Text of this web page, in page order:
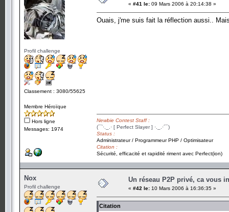
Profil challenge
Classement : 3080/55625
Membre Héroïque
Hors ligne
Messages: 1974
« #41 le: 09 Mars 2006 à 20:14:38 »
Ouais, j'me suis fait la réflection aussi..
Newbie Contest Staff :
(¯`·._.· [ Perfect Slayer ] ·._.·´¯)
Status :
Administrateur / Programmeur PHP / Optimisateur
Citation :
Sécurité, efficacité et rapidité riment avec Perfect(ion)
Nox
Profil challenge
Un réseau P2P privé, ca vous
« #42 le: 10 Mars 2006 à 16:36:35 »
Citation